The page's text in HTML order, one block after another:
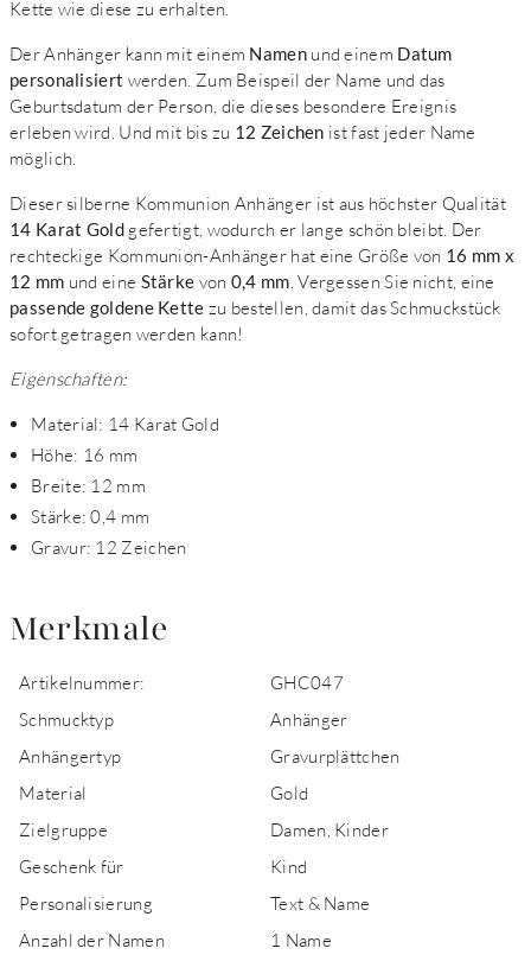
Kette wie diese zu erhalten.
Der Anhänger kann mit einem Namenund einem Datum
personalisiert werden. Zum Beispeil der Name und das
Geburtsdatum der Person, die dieses besondere Ereignis
erleben wird. Und mit bis zu 12 Zeichen ist fast jeder Name
möglich.
Dieser silberne Kommunion Anhänger ist aus höchster Qualität
14 Karat Goldgefertigt, wodurch er lange schön bleibt. Der
rechteckige Kommunion-Anhänger hat eine Größe von 16 mm x
12 mm und eine Stärke von 0,4 mm . Vergessen Sie nicht, eine
passende goldene Kette zu bestellen, damit das Schmuckstück
sofort getragen werden kann!
Eigenschaften:
Material: 14 Karat Gold
Höhe: 16 mm
Breite: 12 mm
Stärke: 0,4 mm
Gravur: 12 Zeichen
Merkmale
Artikelnummer:
GHC047
Schmucktyp
Anhänger
Anhängertyp
Gravurplättchen
Material
Gold
Zielgruppe
Damen, Kinder
Geschenk für
Kind
Personalisierung
Text & Name
Anzahl der Namen
1 Name